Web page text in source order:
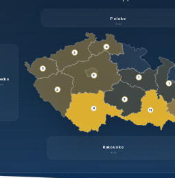
Polsko
brzy
Rakousko
brzy
3
9
3
3
3
3
1
2
11
1